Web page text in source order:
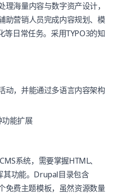
海量内容与数字资产设计，
助营销人员完成内容规划、模
等日常任务。采用TYPO3的知
动，并能通过多语言内容架构
功能扩展
系统，需要掌握HTML、
其功能。Drupal目录包含
免费主题模板，虽然资源数量